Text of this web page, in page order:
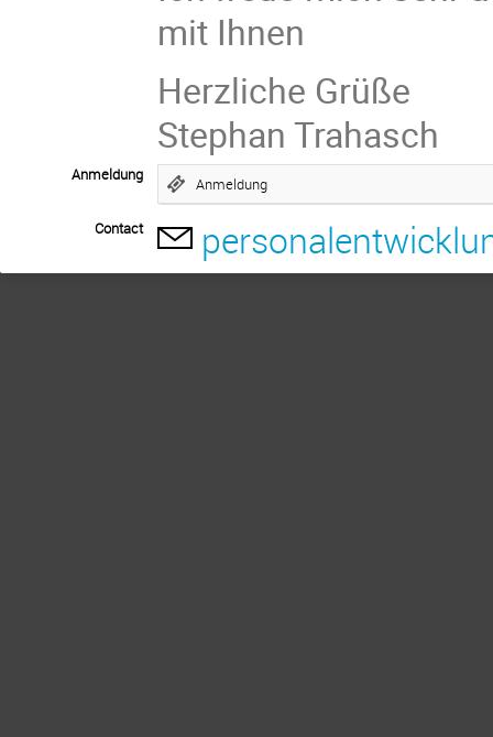
mit Ihnen
Herzliche Grüße
Stephan Trahasch
Anmeldung Anmeldung
Contact